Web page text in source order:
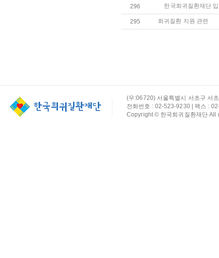
296 한국희귀질환재단
295 희귀질환 지원 관련
(우:06720) 서울특별시 서초구 서
전화번호 : 02-523-9230 | 팩스 :
Copyright © 한국희귀질환재단